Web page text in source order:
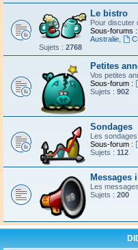
Le bistro
Pour discuter
Sous-forums :
Australie
Sujets : 2768
Petites
Vos petites
Sous-forum :
Sujets : 902
Sondages
Les sondages
Sous-forum :
Sujets : 112
Messages
Les
Sujets : 200